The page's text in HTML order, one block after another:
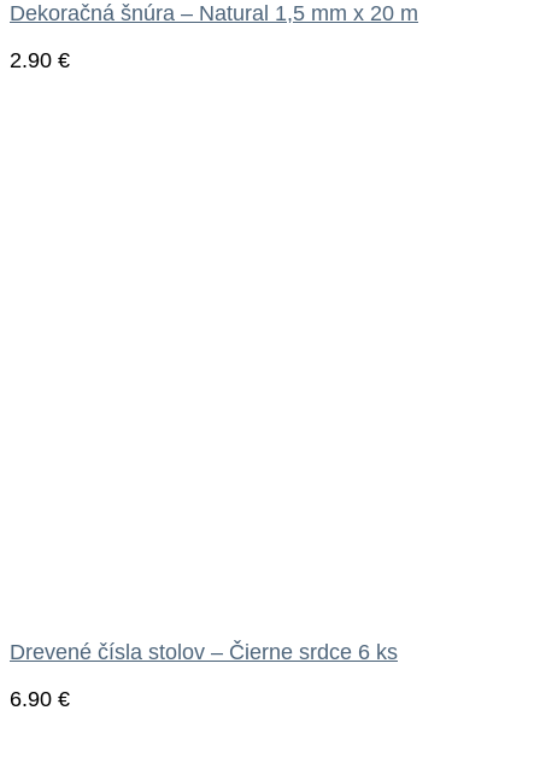
Dekoračná šnúra – Natural 1,5 mm x 20 m
2.90 €
Drevené čísla stolov – Čierne srdce 6 ks
6.90 €